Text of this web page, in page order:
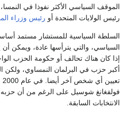
الموقف السياسي الأكثر نفوذا في
رئيس الولايات المتحدة أو رئيس وزراء
السلطة السياسية للمستشار مستمد
السياسي، والتي يترأسها عادة، ويمكن أن
إذا كان هناك تحالف أو حكومة الحزب
أكبر حزب في البرلمان النمساوي، ولكن
الانتخابات السابقة.